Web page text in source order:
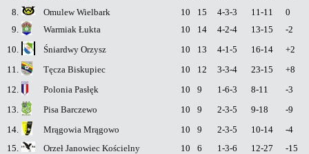
8.
Omulew Wielbark 10 15 4-3-3 11-11
0
9.
Warmiak Łukta 10 14 4-2-4 13-15
-2
10.
Śniardwy Orzysz 10 13 4-1-5 16-14
+2
11.
Tęcza Biskupiec 10 12 3-3-4 23-15
+8
12.
Polonia Pasłęk 10 9 1-6-3 8-11
-3
13.
Pisa Barczewo 10 9 2-3-5 9-18
-9
14.
Mrągowia Mrągowo 10 9 2-3-5 10-14
-4
15.
Orzeł Janowiec Kościelny 10 6 1-3-6 12-27
-15